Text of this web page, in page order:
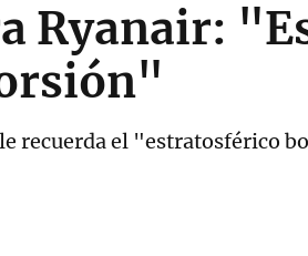
Ryanair:
recuerda el "estratosférico